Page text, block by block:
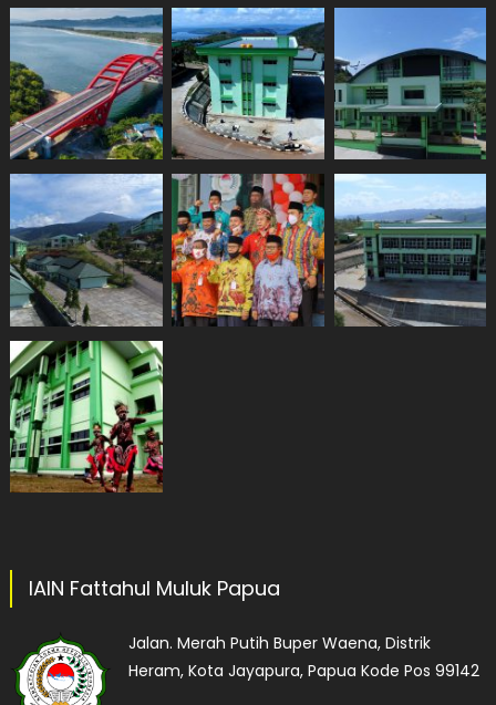
IAIN Fattahul Muluk Papua
Jalan. Merah Putih Buper Waena, Distrik
Heram, Kota Jayapura, Papua Kode Pos 99142